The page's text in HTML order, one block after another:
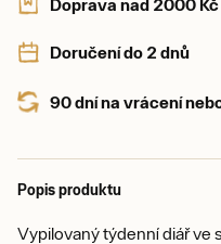
Doručení do 2 dnů
90 dní na vrácení
Popis produktu
Vypilovaný týdenní diář ve